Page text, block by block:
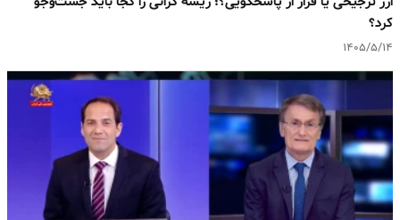
کرد؟
۱۴۰۵/۵/۱۴